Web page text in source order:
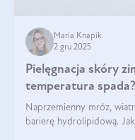
Maria Knapik
2 gru 2025
Pielęgnacja skóry
temperatura spada?
Naprzemienny mróz,
barierę hydrolipidową.